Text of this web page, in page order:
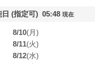
日 (指定可) 05:48 現在
8/10(月)
8/11(火)
8/12(水)